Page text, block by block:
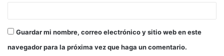
Guardar mi nombre, correo electrónico y sitio web en este
navegador para la próxima vez que haga un comentario.